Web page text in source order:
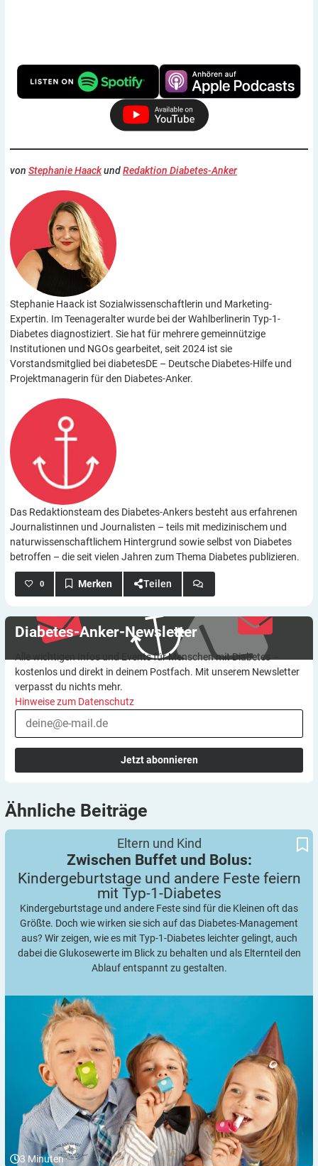
von Stephanie HaackundRedaktion Diabetes-Anker
Stephanie Haack ist Sozialwissenschaftlerin und Marketing-
Expertin. Im Teenageralter wurde bei der Wahlberlinerin Typ-1-
Diabetes diagnostiziert. Sie hat für mehrere gemeinnützige
Institutionen und NGOs gearbeitet, seit 2024 ist sie
Vorstandsmitglied bei diabetesDE – Deutsche Diabetes-Hilfe und
Projektmanagerin für den Diabetes-Anker.
Das Redaktionsteam des Diabetes-Ankers besteht aus erfahrenen
Journalistinnen und Journalisten – teils mit medizinischem und
naturwissenschaftlichem Hintergrund sowie selbst von Diabetes
betroffen – die seit vielen Jahren zum Thema Diabetes publizieren.
0 Teilen
Diabetes-Anker-Newsletter
Alle wichtigen Infos und Events für Menschen mit Diabetes –
kostenlos und direkt in deinem Postfach. Mit unserem Newsletter
verpasst du nichts mehr.
Hinweise zum Datenschutz
Jetzt abonnieren
Ähnliche Beiträge
Eltern und Kind
Zwischen Buffet und Bolus:
Kindergeburtstage und andere Feste feiern
mit Typ-1-Diabetes
Kindergeburtstage und andere Feste sind für die Kleinen oft das
Größte. Doch wie wirken sie sich auf das Diabetes-Management
aus? Wir zeigen, wie es mit Typ-1-Diabetes leichter gelingt, auch
dabei die Glukosewerte im Blick zu behalten und als Elternteil den
Ablauf entspannt zu gestalten.
3 Minuten